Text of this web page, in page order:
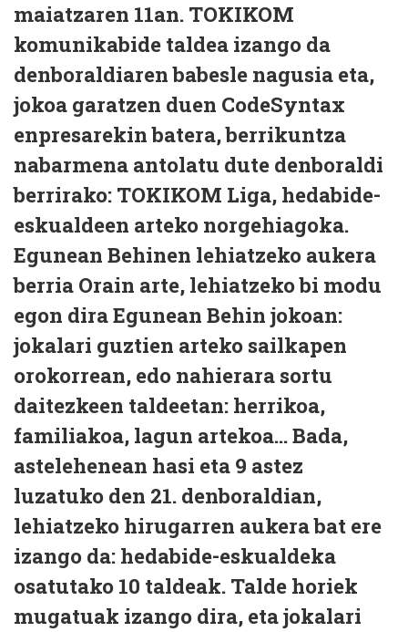
maiatzaren 11an. TOKIKOM
komunikabide taldea izango da
denboraldiaren babesle nagusia eta,
jokoa garatzen duen CodeSyntax
enpresarekin batera, berrikuntza
nabarmena antolatu dute denboraldi
berrirako: TOKIKOM Liga, hedabide-
eskualdeen arteko norgehiagoka.
Egunean Behinen lehiatzeko aukera
berria Orain arte, lehiatzeko bi modu
egon dira Egunean Behin jokoan:
jokalari guztien arteko sailkapen
orokorrean, edo nahierara sortu
daitezkeen taldeetan: herrikoa,
familiakoa, lagun artekoa… Bada,
astelehenean hasi eta 9 astez
luzatuko den 21. denboraldian,
lehiatzeko hirugarren aukera bat ere
izango da: hedabide-eskualdeka
osatutako 10 taldeak. Talde horiek
mugatuak izango dira, eta jokalari